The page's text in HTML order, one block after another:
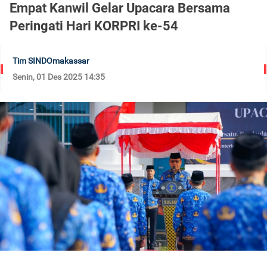
Empat Kanwil Gelar Upacara Bersama
Peringati Hari KORPRI ke-54
Tim SINDOmakassar
Senin, 01 Des 2025 14:35